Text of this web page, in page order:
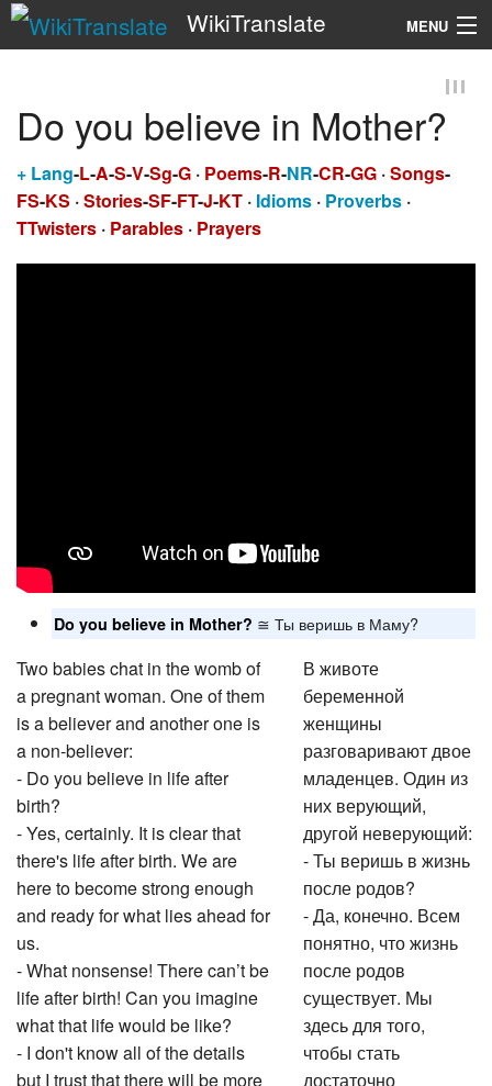
WikiTranslate MENU
Do you believe in Mother?
+ Lang-L-A-S-V-Sg-G · Poems-R-NR-CR-GG ·Songs-
FS-KS ·Stories-SF-FT-J-KT · Idioms · Proverbs ·
TTwisters · Parables · Prayers
Do you believe in Mother? ≅ Ты веришь в Маму?
Two babies chat in the womb of
a pregnant woman. One of them
is a believer and another one is
a non-believer:
- Do you believe in life after
birth?
- Yes, certainly. It is clear that
there's life after birth. We are
here to become strong enough
and ready for what lies ahead for
us.
- What nonsense! There can’t be
life after birth! Can you imagine
what that life would be like?
- I don't know all of the details
В животе
беременной
женщины
разговаривают двое
младенцев. Один из
них верующий,
другой неверующий:
- Ты веришь в жизнь
после родов?
- Да, конечно. Всем
понятно, что жизнь
после родов
существует. Мы
здесь для того,
чтобы стать